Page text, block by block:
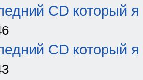
CD который я
CD который я